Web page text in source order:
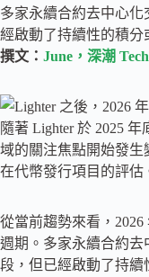
多家永續合約去中心
經啟動了持續性的積分
撰文： June，深潮
隨著 Lighter 於 2025
域的關注焦點開始發
在代幣發行項目的評估
從當前趨勢來看，
週期。多家永續合約去
段，但已經啟動了持續